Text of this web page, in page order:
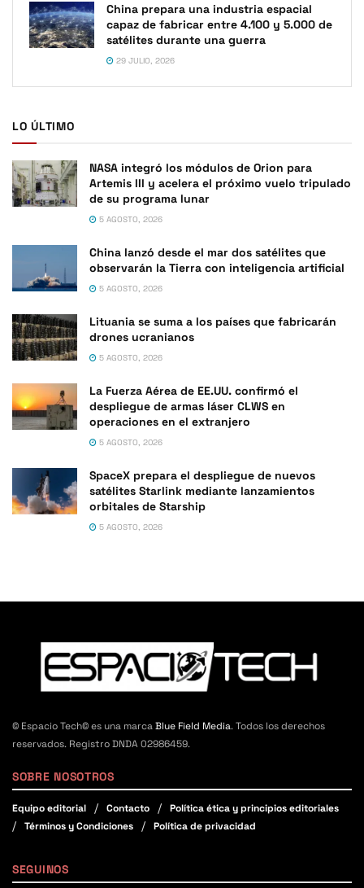
China prepara una industria espacial
capaz de fabricar entre 4.100 y 5.000 de
satélites durante una guerra
29 JULIO, 2026
LO ÚLTIMO
NASA integró los módulos de Orion para
Artemis III y acelera el próximo vuelo tripulado
de su programa lunar
5 AGOSTO, 2026
China lanzó desde el mar dos satélites que
observarán la Tierra con inteligencia artificial
5 AGOSTO, 2026
Lituania se suma a los países que fabricarán
drones ucranianos
5 AGOSTO, 2026
La Fuerza Aérea de EE.UU. confirmó el
despliegue de armas láser CLWS en
operaciones en el extranjero
5 AGOSTO, 2026
SpaceX prepara el despliegue de nuevos
satélites Starlink mediante lanzamientos
orbitales de Starship
5 AGOSTO, 2026
© Espacio Tech© es una marcaBlue Field Media. Todos los derechos
reservados. Registro DNDA 02986459.
SOBRE NOSOTROS
Equipo editorial Contacto
Política ética y principios editoriales
Términos y Condiciones
Política de privacidad
SEGUINOS